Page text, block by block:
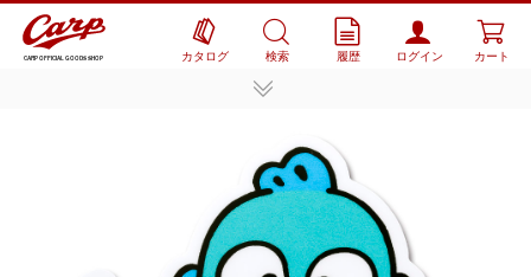
CARP OFFICIAL GOODS SHOP カタログ 検索 履歴 ログイン カート